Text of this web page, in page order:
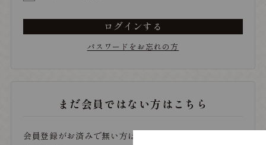
ログインする
パスワードをお忘れの方
まだ会員ではない方はこちら
会員登録がお済みで無い方は、こちらから登録をお願い